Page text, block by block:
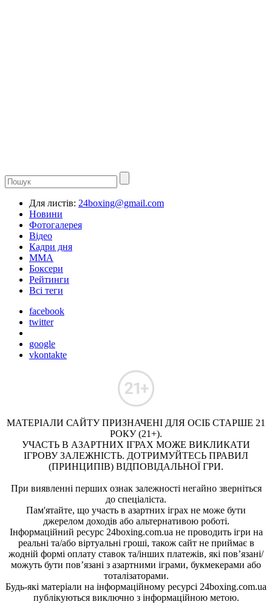
Для листів: 24boxing@gmail.com
Новини
Фотогалерея
Відео
Кадри дня
ММА
Боксери
Рейтинги
Всі теги
facebook
twitter
google
vkontakte
МАТЕРІАЛИ САЙТУ ПРИЗНАЧЕНІ ДЛЯ ОСІБ СТАРШЕ 21
РОКУ (21+).
УЧАСТЬ В АЗАРТНИХ ІГРАХ МОЖЕ ВИКЛИКАТИ
ІГРОВУ ЗАЛЕЖНІСТЬ. ДОТРИМУЙТЕСЬ ПРАВИЛ
(ПРИНЦИПІВ) ВІДПОВІДАЛЬНОЇ ГРИ.
При виявленні перших ознак залежності негайно зверніться
до спеціаліста.
Пам'ятайте, що участь в азартних іграх не може бути
джерелом доходів або альтернативою роботі.
Інформаційний ресурс 24boxing.com.ua не проводить ігри на
реальні та/або віртуальні гроші, також сайт не приймає в
жодній формі оплату ставок та/інших платежів, які пов’язані/
можуть бути пов’язані з азартними іграми, букмекерами або
тоталізаторами.
Будь-які матеріали на інформаційному ресурсі 24boxing.com.ua
публікуються виключно з інформаційною метою.